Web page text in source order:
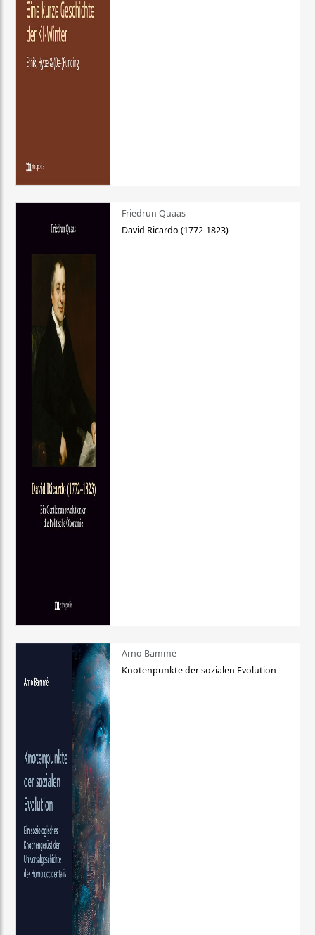
Friedrun Quaas
David Ricardo (1772-1823)
Arno Bammé
Knotenpunkte der sozialen Evolution